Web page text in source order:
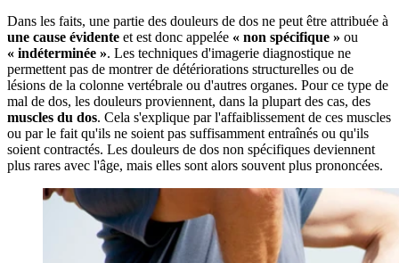
Dans les faits, une partie des douleurs de dos ne peut être attribuée à
une cause évidente et est donc appelée « non spécifique » ou
« indéterminée ». Les techniques d'imagerie diagnostique ne
permettent pas de montrer de détériorations structurelles ou de
lésions de la colonne vertébrale ou d'autres organes. Pour ce type de
mal de dos, les douleurs proviennent, dans la plupart des cas, des
muscles du dos. Cela s'explique par l'affaiblissement de ces muscles
ou par le fait qu'ils ne soient pas suffisamment entraînés ou qu'ils
soient contractés. Les douleurs de dos non spécifiques deviennent
plus rares avec l'âge, mais elles sont alors souvent plus prononcées.